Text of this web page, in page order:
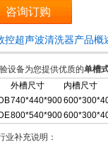
咨询订购
控超声波清洗器产品概
设备为您提供优质的单槽
外槽尺寸
内槽尺寸
740*440*900
800*540*900
业补充说明：